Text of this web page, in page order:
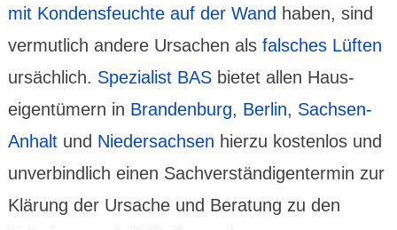
mit Kondens­feuchte auf der Wand haben, sind
vermut­lich andere Ursachen als falsches Lüften
ursäch­lich. Spezia­list BASbietet allen Haus­
eigen­tümern in Branden­burg, Berlin, Sachsen-
Anhaltund Nieder­sachsen hierzu kosten­los und
unver­bind­lich einen Sach­ver­stän­digen­termin zur
Klärung der Ursache und Bera­tung zu den